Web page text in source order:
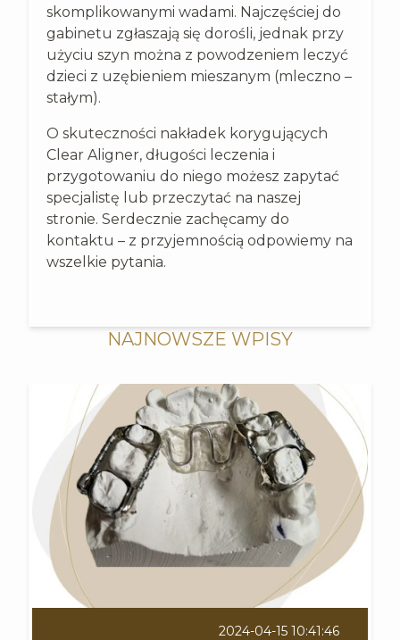
skomplikowanymi wadami. Najczęściej do
gabinetu zgłaszają się dorośli, jednak przy
użyciu szyn można z powodzeniem leczyć
dzieci z uzębieniem mieszanym (mleczno –
stałym).
O skuteczności nakładek korygujących
Clear Aligner, długości leczenia i
przygotowaniu do niego możesz zapytać
specjalistę lub przeczytać na naszej
stronie. Serdecznie zachęcamy do
kontaktu – z przyjemnością odpowiemy na
wszelkie pytania.
NAJNOWSZE WPISY
2024-04-15 10:41:46